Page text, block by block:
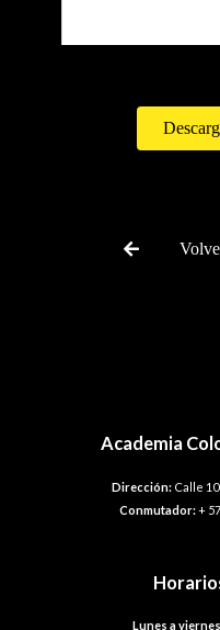
Academia
Dirección:Calle 10
Conmutador:+
Lunes a